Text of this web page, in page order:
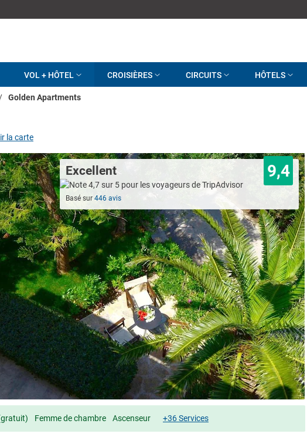
VOL + HÔTEL CROISIÈRES CIRCUITS HÔTELS
/ Golden Apartments
la carte
Excellent 9,4
Basé sur446 avis
Femme de chambre Ascenseur +36 Services